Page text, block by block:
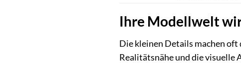
Ihre Modellwelt
Die kleinen Details machen
Realitätsnähe und die visuelle